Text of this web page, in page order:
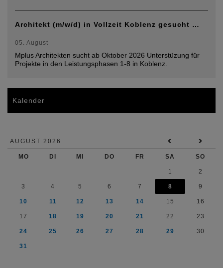
Architekt (m/w/d) in Vollzeit Koblenz gesucht …
05. August
Mplus Architekten sucht ab Oktober 2026 Unterstüzung für
Projekte in den Leistungsphasen 1-8 in Koblenz.
Kalender
AUGUST 2026
MO DI MI DO FR SA SO
1 2
3 4 5 6 7 8 9
10 11 12 13 14 15 16
17 18 19 20 21 22 23
24 25 26 27 28 29 30
31